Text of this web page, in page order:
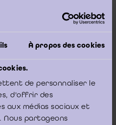
À propos des cookies
de personnaliser le
d'offrir des
aux médias sociaux et
partageons